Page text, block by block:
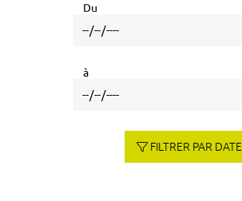
Du
à
FILTRER PAR DATE